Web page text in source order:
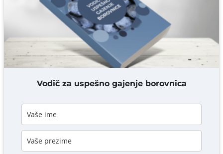
DODAJ KOMENTAR
Vodič za uspešno gajenje borovnica